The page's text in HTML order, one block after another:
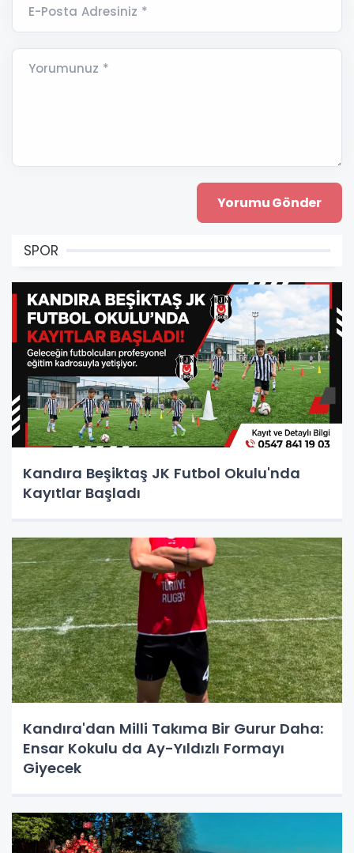
E-Posta Adresiniz *
Yorumunuz *
SPOR
Kandıra Beşiktaş JK Futbol Okulu'nda
Kayıtlar Başladı
Kandıra'dan Milli Takıma Bir Gurur Daha:
Ensar Kokulu da Ay-Yıldızlı Formayı
Giyecek